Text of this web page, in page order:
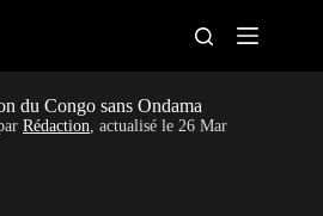
CAN féminine
du Congo sans Ondama
Rédaction, actualisé le 26 Mar